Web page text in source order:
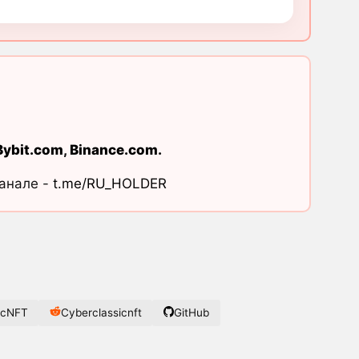
, Binance.com.
- t.me/RU_HOLDER
Cyberclassicnft GitHub